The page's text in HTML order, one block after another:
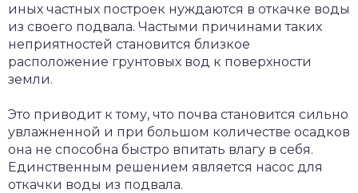
иных частных построек нуждаются в откачке воды
из своего подвала. Частыми причинами таких
неприятностей становится близкое
расположение грунтовых вод к поверхности
земли.
Это приводит к тому, что почва становится сильно
увлажненной и при большом количестве осадков
она не способна быстро впитать влагу в себя.
Единственным решением является насос для
откачки воды из подвала.